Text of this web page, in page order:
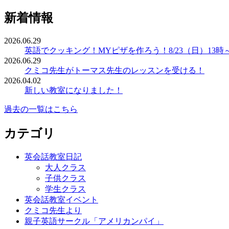
新着情報
2026.06.29
英語でクッキング！MYピザを作ろう！8/23（日）13時
2026.06.29
クミコ先生がトーマス先生のレッスンを受ける！
2026.04.02
新しい教室になりました！
過去の一覧はこちら
カテゴリ
英会話教室日記
大人クラス
子供クラス
学生クラス
英会話教室イベント
クミコ先生より
親子英語サークル「アメリカンパイ」